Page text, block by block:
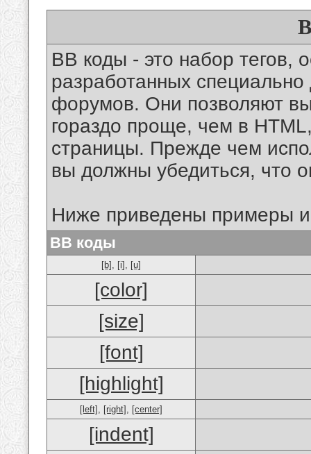
BB коды - это набор тегов,
разработанных
форумов. Они позволяют
гораздо проще, чем в
страницы. Прежде чем
вы должны убедиться, что
Ниже приведены примеры
BB коды
[b] , [i] , [u]
[color]
[size]
[font]
[highlight]
[left] , [right] , [center]
[indent]